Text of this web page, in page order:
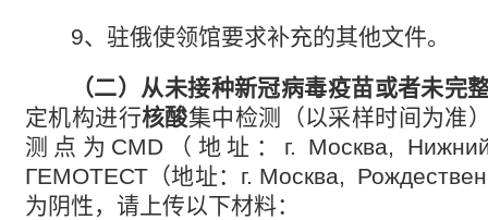
9、 驻俄使领馆要求补充的其他文件。
（二）从未接种新冠病毒疫苗或者未完
定机构进行核酸集中检测（以采样时间为准
测点为 CMD （地址： г. Москва,
ГЕМОТЕСТ （地址： г. Москва,
为阴性，请上传以下材料：